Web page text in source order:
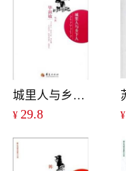
城里人与乡下人
¥ 29.8 ¥